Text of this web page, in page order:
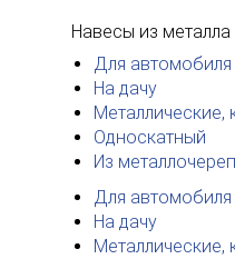
Навесы из металла
Для автомобиля
На дачу
Металлические,
Односкатный
Из
Для автомобиля
На дачу
Металлические,